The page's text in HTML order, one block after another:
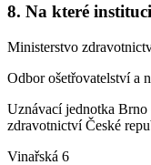
8. Na které
Ministerstvo
Odbor ošetřovatelství a
Uznávací jednotka Brno
zdravotnictví České
Vinařská 6